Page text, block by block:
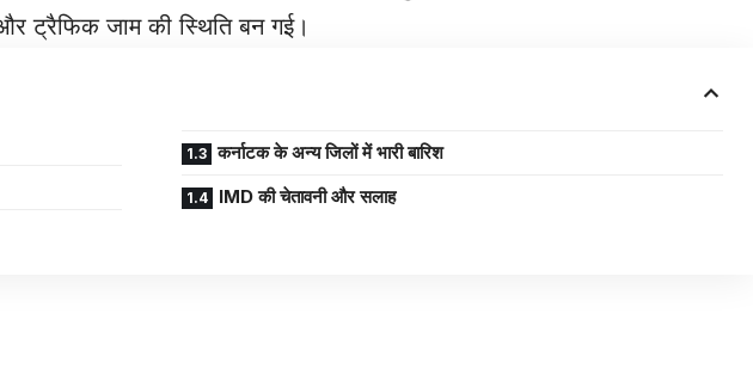
ट्रैफिक जाम की स्थिति बन गई।
कर्नाटक के अन्य जिलों में भारी बारिश
IMD की चेतावनी और सलाह